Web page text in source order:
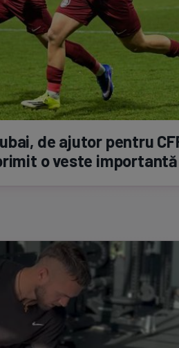
de ajutor pentru
o veste importantă